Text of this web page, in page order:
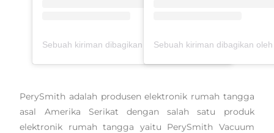
Sebuah kiriman dibagikan oleh Tyas Mirasih (@tyasmirasih)
PerySmith adalah produsen elektronik rumah tangga
asal Amerika Serikat dengan salah satu produk
elektronik rumah tangga yaitu PerySmith Vacuum